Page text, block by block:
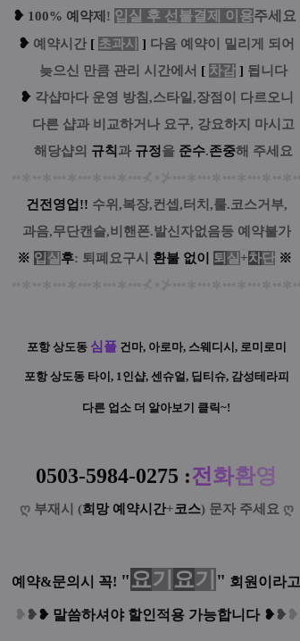
❥ 100% 예약제 ! 입실 후 선불결제 이용주세요
❥ 예 약시간 [ 초과시 ] 다음 예약이 밀리게 되어
늦으신 만큼 관리 시간에서 [ 차감 ] 됩니다
❥ 각샵마다 운영 방침,스타일,장점이 다르오니
다른 샵과 비교하거나 요구, 강요하지 마시고
해당샵의 규칙 과 규정을 준수.존중해 주세요
건전영업!! 수위,복장,컨셉,터치,룰.코스거부,
과음,무단캔슬,비핸폰.발신자없음등 예약불가
※ 입 실 후: 퇴폐요구시 환불 없이 퇴 실 +차단 ※
포항 상도동 심플건마, 아로마, 스웨디시, 로미로미
포항 상도동 타이, 1인샵, 센슈얼, 딥티슈, 감성테라피
다른 업소 더 알아보기 클릭~!
0503-5984-0275 :전화환영
ღ 부재시 (희망 예약시간+코스) 문자 주세요 ღ
예약&문의시 꼭! "요기 요기 " 회원이라고
❥ ❥❥ 말씀하셔야 할인적용 가능합니다 ❥❥ ❥